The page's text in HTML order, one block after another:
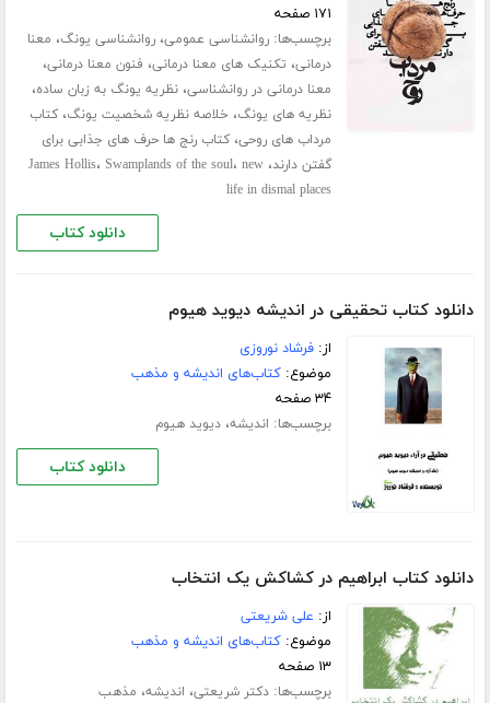
۱۷۱ صفحه
برچسب‌ها:روانشناسی عمومی،روانشناسی یونگ، معنا
درمانی، تکنیک های معنا درمانی، فنون معنا درمانی،
معنا درمانی در روانشناسی،نظریه یونگ به زبان ساده،
نظریه های یونگ، خلاصه نظریه شخصیت یونگ،کتاب
مرداب هاى روحى،کتاب رنج ها حرف های جذابی برای
گفتن دارند، James Hollis، Swamplands of the soul، new
life in dismal places
دانلود کتاب
دانلود کتاب تحقیقی در اندیشه دیوید هیوم
از:فرشاد نوروزی
موضوع:کتاب‌های اندیشه و مذهب
۳۴ صفحه
برچسب‌ها: اندیشه،دیوید هیوم
دانلود کتاب
دانلود کتاب ابراهیم در کشاکش یک انتخاب
از: علی شریعتی
موضوع:کتاب‌های اندیشه و مذهب
۱۳ صفحه
برچسب‌ها:دکتر شریعتی، اندیشه، مذهب